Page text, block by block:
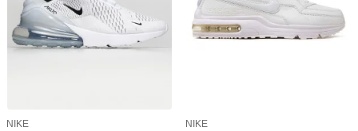
NIKE NIKE